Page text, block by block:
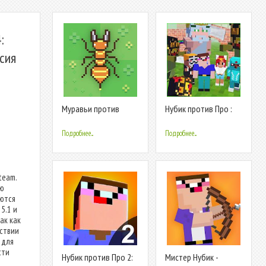
и
как
Муравьи против
Подробнее...
Нубик против Про :
зомби
Подробнее...
Нубик против Про 2:
Мистер Нубик -